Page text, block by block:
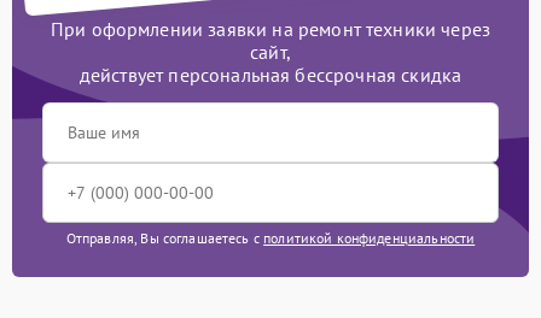
При оформлении заявки на ремонт техники через
сайт,
действует персональная бессрочная скидка
Отправляя, Вы соглашаетесь с политикой конфиденциальности